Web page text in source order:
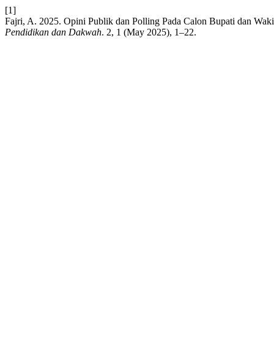
[1]
Fajri, A. 2025. Opini Publik dan Polling Pada Calon Bupati dan
Pendidikan dan Dakwah. 2, 1 (May 2025), 1–22.